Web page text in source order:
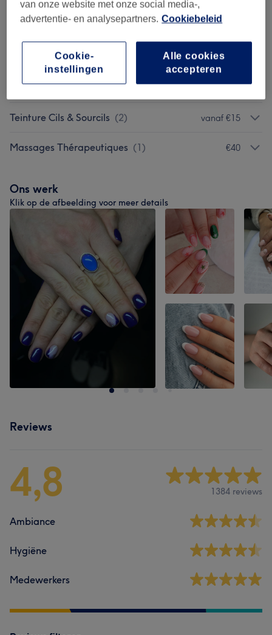
6)
Soins Visage (5) vanaf €30
K Lift & Brow Lamination ( ) vanaf €30
Teinture Cils & Sourcils (2) vanaf €15
Massages Thérapeutiques (1) €40
Ons werk
Klik op de afbeelding voor meer details
Reviews
4,8 1384 reviews
Ambiance
Hygiëne
Medewerkers
van onze website met onze social media-,
advertentie- en analysepartners. Cookiebeleid
Alle cookies
accepteren
Cookie-
instellingen